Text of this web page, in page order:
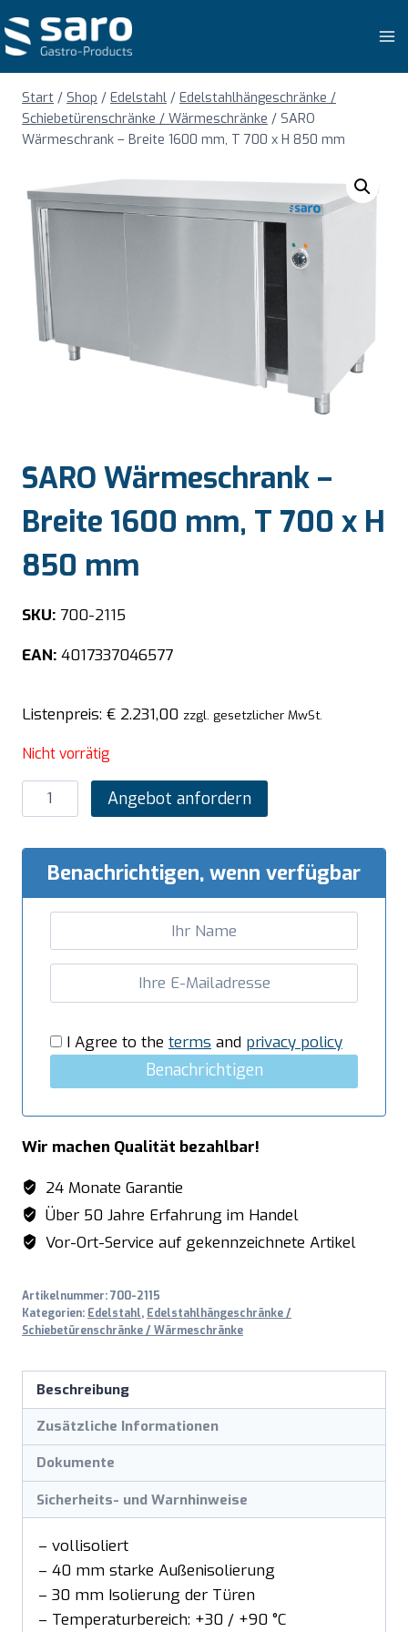
Inhalt
springen
Start / Shop / Edelstahl / Edelstahlhängeschränke /
Schiebetürenschränke / Wärmeschränke / SARO
Wärmeschrank – Breite 1600 mm, T 700 x H 850 mm
SARO Wärmeschrank –
Breite 1600 mm, T 700 x H
850 mm
SKU: 700-2115
EAN: 4017337046577
Listenpreis: € 2.231,00 zzgl. gesetzlicher MwSt.
Nicht vorrätig
SARO
Wärmeschrank
Breite
mm,
850
Menge
Angebot anfordern
Benachrichtigen, wenn verfügbar
I Agree to the terms and privacy policy
Benachrichtigen
Wir machen Qualität bezahlbar!
24 Monate Garantie
Über 50 Jahre Erfahrung im Handel
Vor-Ort-Service auf gekennzeichnete Artikel
Artikelnummer:700-2115
Kategorien: Edelstahl, Edelstahlhängeschränke /
Schiebetürenschränke / Wärmeschränke
Beschreibung
Zusätzliche Informationen
Dokumente
Sicherheits- und Warnhinweise
– vollisoliert
– 40 mm starke Außenisolierung
– 30 mm Isolierung der Türen
– Temperaturbereich: +30 / +90 °C